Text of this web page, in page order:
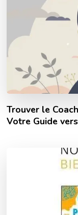
Trouver le
Votre Guide